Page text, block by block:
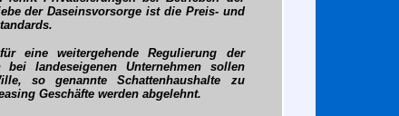
der Daseinsvorsorge ist die Preis- und
eine weitergehende Regulierung der
landeseigenen Unternehmen sollen
so genannte Schattenhaushalte zu
Geschäfte werden abgelehnt.